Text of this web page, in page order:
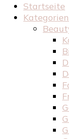
Startseite
Kategorien